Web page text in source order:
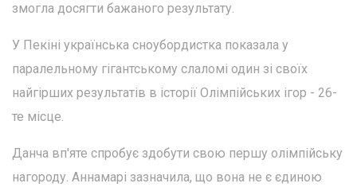
змогла досягти бажаного результату.
У Пекіні українська сноубордистка показала у
паралельному гігантському слаломі один зі своїх
найгірших результатів в історії Олімпійських ігор - 26-
те місце.
Данча вп'яте спробує здобути свою першу олімпійську
нагороду. Аннамарі зазначила, що вона не є єдиною